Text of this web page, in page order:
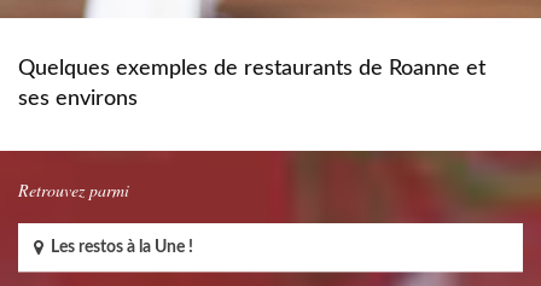
Quelques exemples de restaurants de Roanne et
ses environs
Retrouvez parmi
Les restos à la Une !